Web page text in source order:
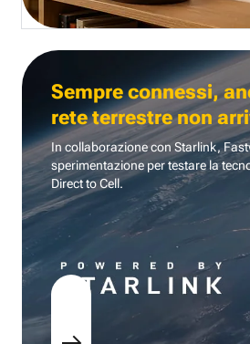
Sempre connessi,
rete terrestre non
In collaborazione con Starlink,
sperimentazione per testare la
Direct to Cell.